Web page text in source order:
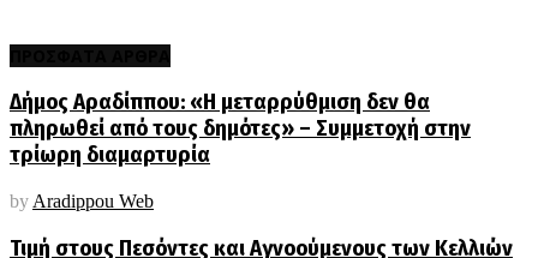
Δήμος Αραδίππου: «Η μεταρρύθμιση δεν θα
πληρωθεί από τους δημότες» – Συμμετοχή στην
τρίωρη διαμαρτυρία
by Aradippou Web
Τιμή στους Πεσόντες και Αγνοούμενους των Κελλιών